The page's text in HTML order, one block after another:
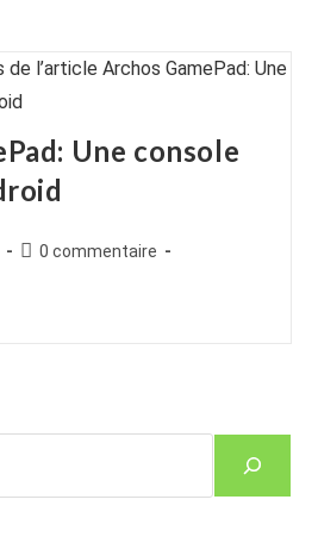
Une console
Commentaires
0 commentaire